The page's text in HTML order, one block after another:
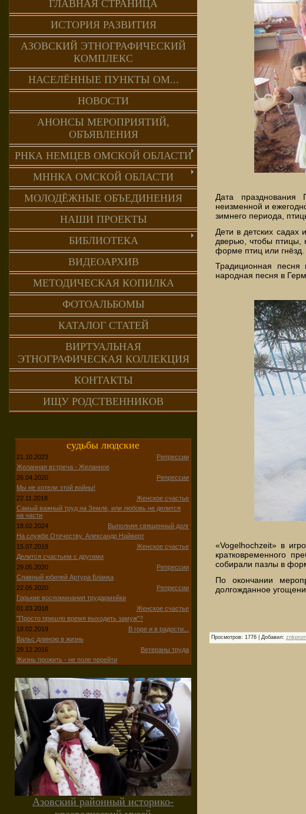
ГЛАВНАЯ СТРАНИЦА
ИСТОРИЯ РАЗВИТИЯ
АЗОВСКИЙ ЭТНОГРАФИЧЕСКИЙ
КОМПЛЕКС
НАСЕЛЁННЫЕ ПУНКТЫ ОМ...
НОВОСТИ
АНОНСЫ МЕРОПРИЯТИЙ,
ОБЪЯВЛЕНИЯ
РНКА НЕМЦЕВ ОМСКОЙ ОБЛАСТИ
МННКА ОМСКОЙ ОБЛАСТИ
МОЛОДЁЖНЫЕ ОБЪЕДИНЕНИЯ
НАШИ ПРОЕКТЫ
БИБЛИОТЕКА
ВИДЕОАРХИВ
МЕТОДИЧЕСКАЯ КОПИЛКА
ФОТОАЛЬБОМЫ
КАТАЛОГ СТАТЕЙ
ВИРТУАЛЬНАЯ
ЭТНОГРАФИЧЕСКАЯ КОЛЛЕКЦИЯ
КОНТАКТЫ
ИЩУ РОДСТВЕННИКОВ
судьбы людские
21.10.2023
Репрессии
Желанная встреча - Желанное
26.04.2020
Репрессии
Мы не хотели этой войны!
22.11.2018
Женское счастье
Самый важный труд на Земле, или любовь не делится
на части
18.02.2024
Выполняя священный долг
На службе Отечеству. Александр Найверт
15.07.2019
Женское счастье
Делится счастьем с другими
29.05.2020
Репрессии
Славный юбилей Артура Бланка
22.05.2020
Репрессии
Горькие воспоминания трудармейки
01.03.2018
Женское счастье
"Просто пришло время выходить замуж"?
18.02.2019
В горе и в радости...
Вальс длиною в жизнь
29.12.2016
Ветераны труда
Жизнь прожить - не поле перейти
Азовский районный историко-
Дата празднования
неизменной и
зимнего периода,
Дети в детских садах
дверью, чтобы птицы,
форме птиц или гнёзд.
Традиционная
народная песня в
«Vogelhochzeit» в
кратковременного
собирали пазлы в
По окончании
долгожданное
Просмотров: 1776 Добавил: